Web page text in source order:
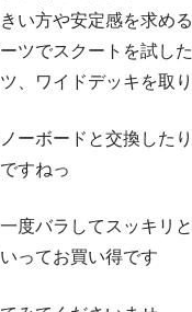
い方や安定感を求め
ツでスクートを試し
、ワイドデッキを取
ーボードと交換した
すねっ
度バラしてスッキリ
ってお買い得です